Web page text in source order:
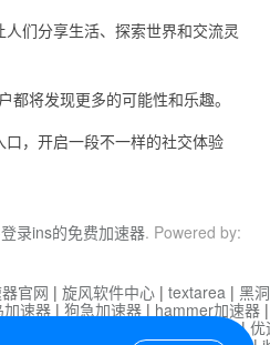
们分享生活、探索世界和交流灵
将发现更多的可能性和乐趣。
，开启一段不一样的社交体验
录ins的免费加速器. Powered by:
官网 | 旋风软件中心 | textarea | 黑
加速器 | 狗急加速器 | hammer加速器
迷雾通|优